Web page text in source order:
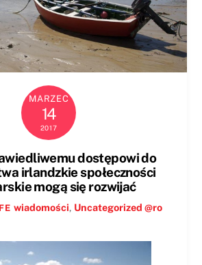
MARZEC
14
2017
dostępowi do
irlandzkie społeczności
mogą się rozwijać
wiadomości, Uncategorized @ro